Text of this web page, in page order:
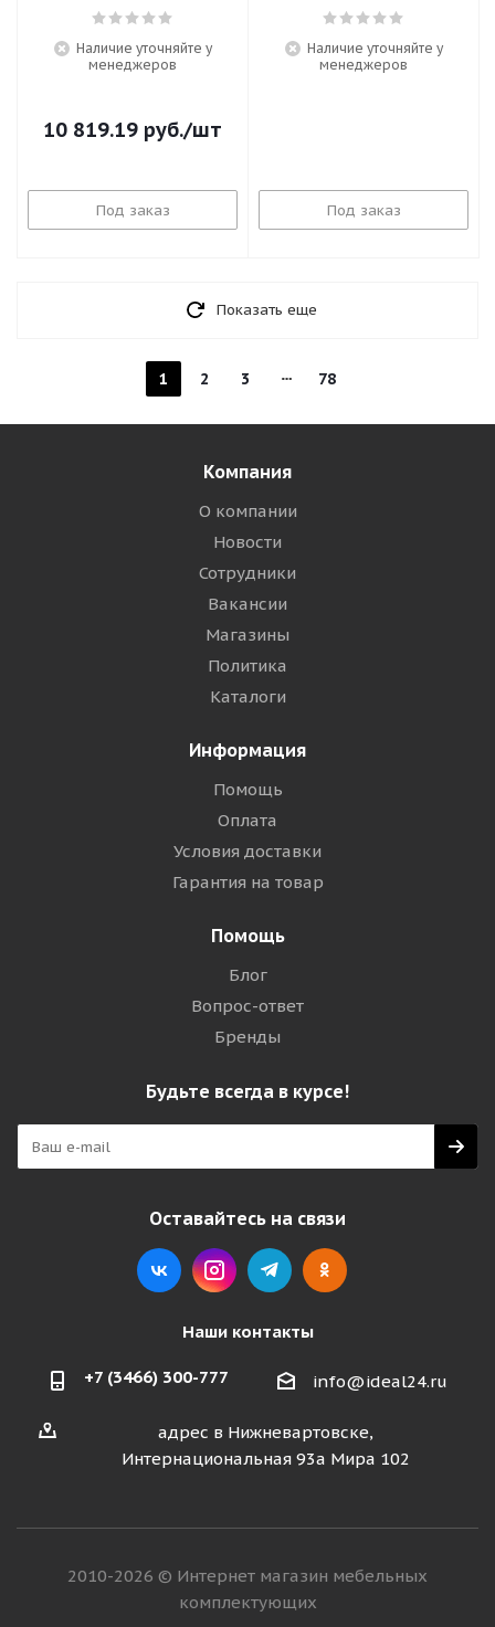
Наличие уточняйте у
менеджеров
10 819.19 руб./шт
Под заказ
Наличие уточняйте у
менеджеров
Под заказ
Показать еще
1 2 3 78
Компания
О компании
Новости
Сотрудники
Вакансии
Магазины
Политика
Каталоги
Информация
Помощь
Оплата
Условия доставки
Гарантия на товар
Помощь
Блог
Вопрос-ответ
Бренды
Будьте всегда в курсе!
Оставайтесь на связи
Наши контакты
+7 (3466) 300-777 info@ideal24.ru
адрес в Нижневартовске,
Интернациональная 93а Мира 102
2010-2026 © Интернет магазин мебельных
комплектующих